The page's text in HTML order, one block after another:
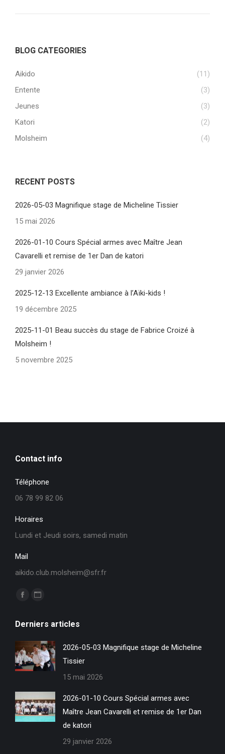
BLOG CATEGORIES
Aikido
(11)
Entente
(3)
Jeunes
(3)
Katori
(2)
Molsheim
(4)
RECENT POSTS
2026-05-03 Magnifique stage de Micheline Tissier
15 mai 2026
2026-01-10 Cours Spécial armes avec Maître Jean
Cavarelli et remise de 1er Dan de katori
29 janvier 2026
2025-12-13 Excellente ambiance à l’Aïki-kids !
19 décembre 2025
2025-11-01 Beau succès du stage de Fabrice Croizé à
Molsheim !
5 novembre 2025
Contact info
Téléphone
06 78 99 82 06
Horaires
Lundi et Jeudi soirs, samedi matin
Mail
aikido.club.molsheim@sfr.fr
Trouvez nous sur :
La
Facebook
s'ouvre
dans
une
fenêtre
La
Site
Web
s'ouvre
dans
nouvelle
fenêtre
Derniers articles
2026-05-03 Magnifique stage de Micheline
Tissier
15 mai 2026
2026-01-10 Cours Spécial armes avec
Maître Jean Cavarelli et remise de 1er Dan
de katori
29 janvier 2026